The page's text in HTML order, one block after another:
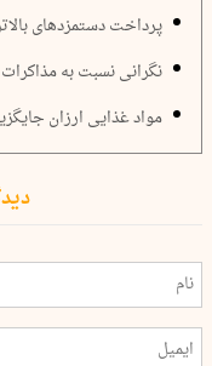
پرداخت دستمزدهای
نگرانی نسبت به
مواد غذایی ارزان